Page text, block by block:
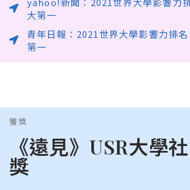
大第一
青年日報：2021世界大學影響力排
第一
獲獎
《遠見》USR大學
獎